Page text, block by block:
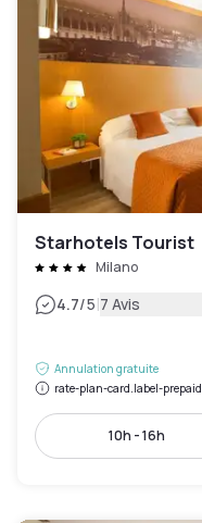
Starhotels Tourist
Milano
4.7/5|7 Avis
Annulation gratuite
rate-plan-card.label-prepaid
10h - 16h